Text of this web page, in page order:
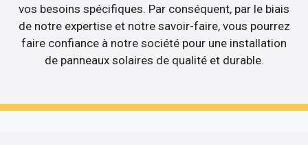
vos besoins spécifiques. Par conséquent, par le biais
de notre expertise et notre savoir-faire, vous pourrez
faire confiance à notre société pour une installation
de panneaux solaires de qualité et durable.